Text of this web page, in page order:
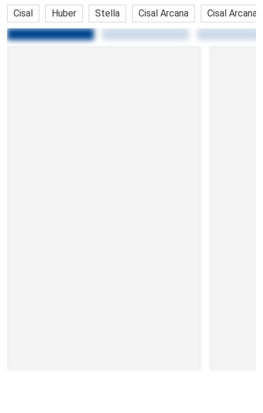
Cisal Huber Stella Cisal Arcana Cisal Arcana